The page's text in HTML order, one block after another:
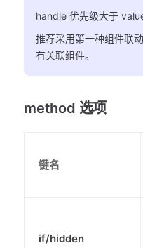
handle 优先级大于
推荐采用第一种组件联
有关联组件。
method 选项
键名
if/hidden